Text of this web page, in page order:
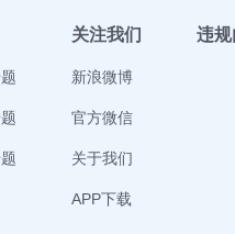
关注我们
新浪微博
官方微信
关于我们
APP下载
违规